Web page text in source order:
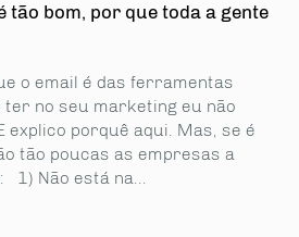
tão bom, por que toda a gente
o email é das ferramentas
ter no seu marketing eu não
explico porquê aqui. Mas, se é
tão poucas as empresas a
1) Não está na...